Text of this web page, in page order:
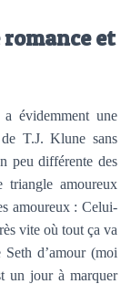
et
évidemment une
T.J. Klune sans
peu différente des
amoureux
amoureux : Celui-
vite où tout ça va
d’amour (moi
un jour à marquer